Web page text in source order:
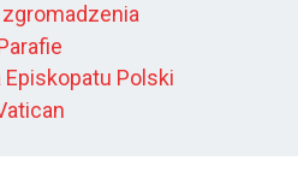
Polski